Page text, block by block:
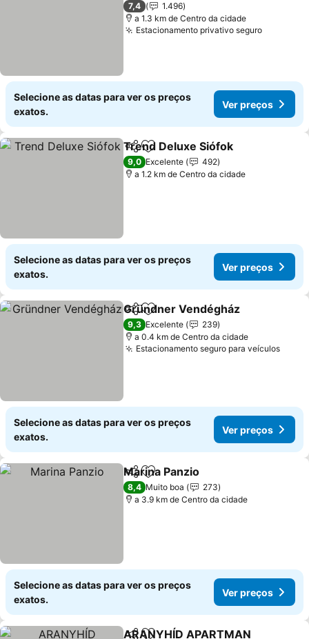
7,4
1.496
a 1.3 km de Centro da cidade
Estacionamento privativo seguro
Selecione as datas para ver os preços
exatos.
Ver preços
PartilharAdicionar aos favoritos
Trend Deluxe Siófok
9,0 Excelente
492
a 1.2 km de Centro da cidade
Selecione as datas para ver os preços
exatos.
Ver preços
PartilharAdicionar aos favoritos
Gründner Vendégház
9,3 Excelente
239
a 0.4 km de Centro da cidade
Estacionamento seguro para veículos
Selecione as datas para ver os preços
exatos.
Ver preços
PartilharAdicionar aos favoritos
Marina Panzio
8,4 Muito boa
273
a 3.9 km de Centro da cidade
Selecione as datas para ver os preços
exatos.
Ver preços
ARANYHÍD APARTMAN